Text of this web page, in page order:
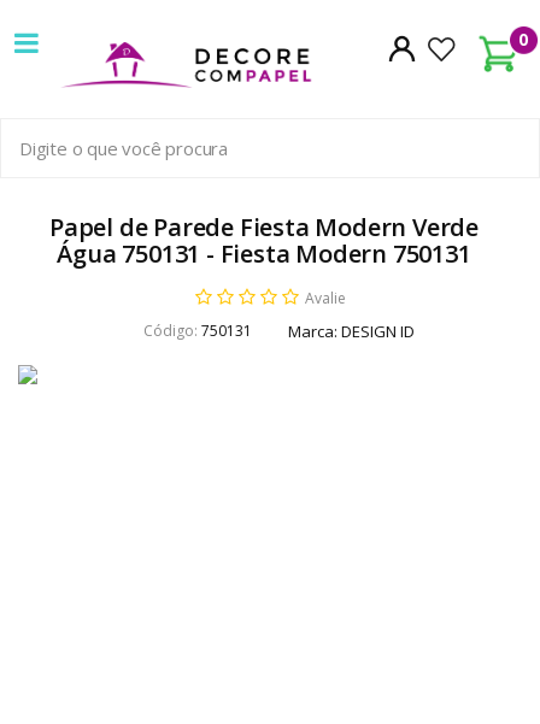
0
Decore
com
papel
pioneira
em
venda
Papel de Parede Fiesta Modern Verde
Água 750131 - Fiesta Modern 750131
Avalie
Código: 750131 Marca: DESIGN ID